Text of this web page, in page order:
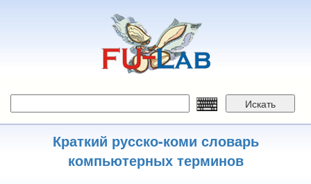
Искать
Краткий русско-коми словарь
компьютерных терминов